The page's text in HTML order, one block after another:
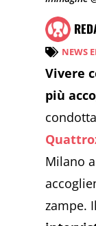
NEWS
Vivere
più
Milano
zampe.